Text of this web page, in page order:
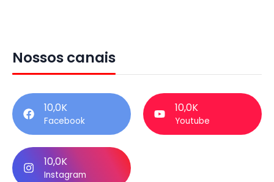
Nossos canais
10,0K
Facebook
10,0K
Youtube
10,0K
Instagram